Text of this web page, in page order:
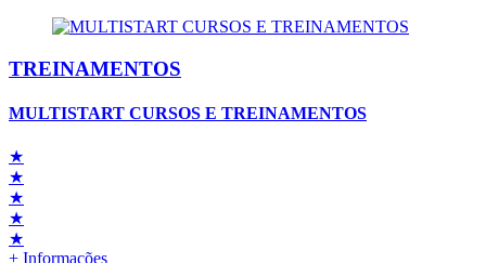
TREINAMENTOS
MULTISTART CURSOS E TREINAMENTOS
★
★
★
★
★
+ Informações